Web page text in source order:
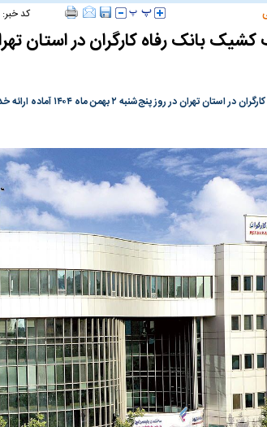
کد خبر:
پنج‌شنبه ۲ بهمن ماه ۱۴۰۴ آماده ارائه خدمات به مشتریان و هم‌وطنان هستند.
رژیم و
پهپاد‌ ۱۵۰۰ دلاری که
مطالعه رفتار هیستریک صدا و سیما علیه
به بورس پرواز ۱۰۰ هزار واحدی شاخص کل بورس